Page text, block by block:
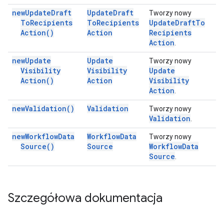
newUpdateDraft
ToRecipients
Action( )
UpdateDraft
ToRecipients
Action
Tworzy nowy
UpdateDraftTo
Recipients
Action
newUpdate
Visibility
Action( )
Update
Visibility
Action
Tworzy nowy
Update
Visibility
Action
newValidation( ) Validation Tworzy nowy
Validation
newWorkflowData
Source( )
WorkflowData
Source
Tworzy nowy
WorkflowData
Source
Szczegółowa dokumentacja